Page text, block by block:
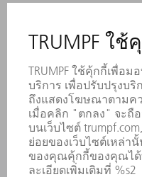
บริการออนไลน์
สถานที่ตั้ง
การจัดงานและกำหนดเวลา
การลงทะเบียนรับหนังสือพิมพ์
แผ่นข้อมูลด้านความปลอดภั
ผลิตภัณฑ์
เครื่องจักร & ระบบ
เลเซอร์
เพาเวอร์อิเล็กทรอนิกส์